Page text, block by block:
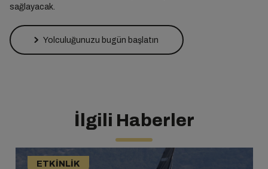
sağlayacak.
Yolculuğunuzu bugün başlatın
İlgili Haberler
ETKINLIK